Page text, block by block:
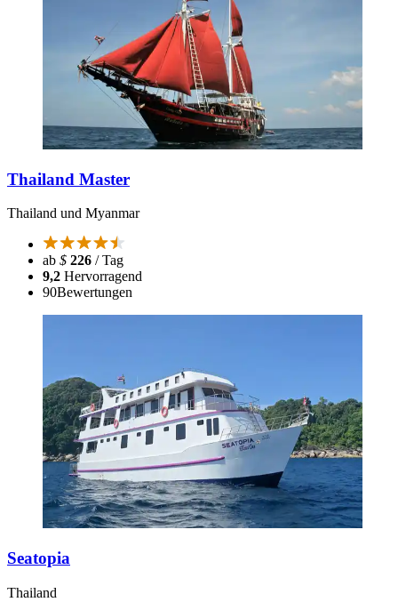
Thailand Master
Thailand und Myanmar
ab $ 226 / Tag
9,2 Hervorragend
90Bewertungen
Seatopia
Thailand